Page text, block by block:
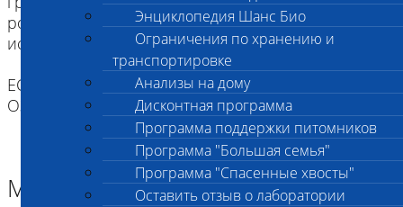
Энциклопедия Шанс Био
Ограничения по хранению и
транспортировке
Анализы на дому
Дисконтная программа
Программа поддержки питомников
Программа "Большая семья"
Программа "Спасенные хвосты"
Оставить отзыв о лаборатории
ротовую полость водой (для удобства можно
использовать шприц).
ЕСЛИ ВЫ ДОСТАВЛЯЕТЕ ТОЛЬКО МАТЕРИАЛ,
ОЗНАКОМТЕСЬ С ИНСТРУКЦИЕЙ
Материал